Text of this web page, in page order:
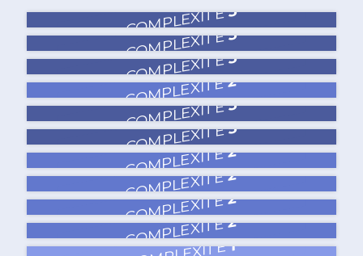
COMPLEXITÉ3
COMPLEXITÉ3
COMPLEXITÉ3
COMPLEXITÉ2
COMPLEXITÉ3
COMPLEXITÉ3
COMPLEXITÉ2
COMPLEXITÉ2
COMPLEXITÉ2
COMPLEXITÉ2
1